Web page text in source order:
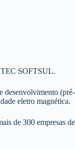
SOFTSUL.
desenvolvimento (pré-
eletro magnética.
de 300 empresas de